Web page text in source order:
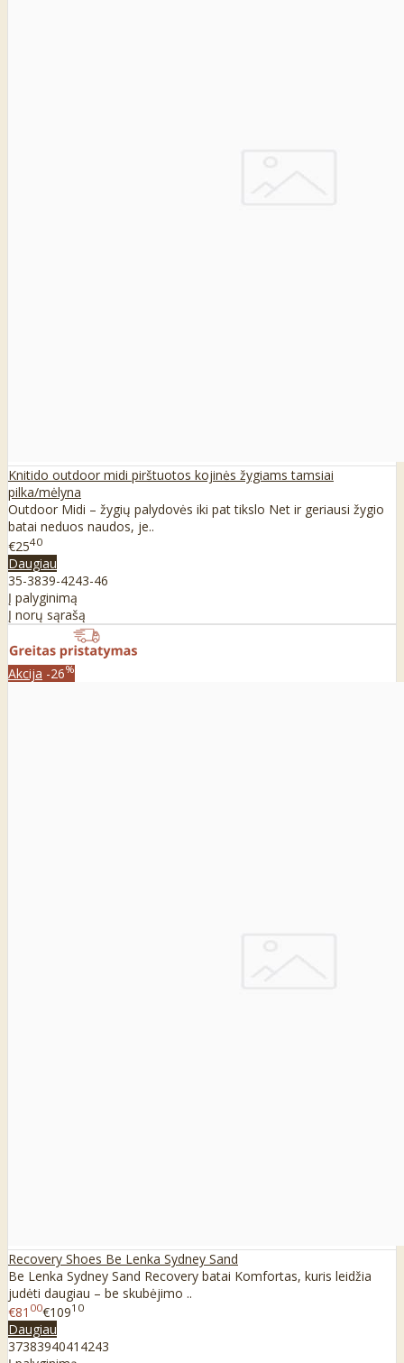
Knitido outdoor midi pirštuotos kojinės žygiams tamsiai
pilka/mėlyna
Outdoor Midi – žygių palydovės iki pat tikslo Net ir geriausi žygio
batai neduos naudos, je..
€2540
Daugiau
35-3839-4243-46
Į palyginimą
Į norų sąrašą
Akcija -26%
Recovery Shoes Be Lenka Sydney Sand
Be Lenka Sydney Sand Recovery batai Komfortas, kuris leidžia
judėti daugiau – be skubėjimo ..
€81 00€10910
Daugiau
3738394041 4243